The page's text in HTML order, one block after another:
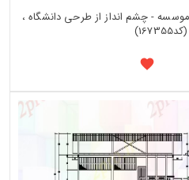
موسسه - چشم انداز از طرحی دانشگاه ،